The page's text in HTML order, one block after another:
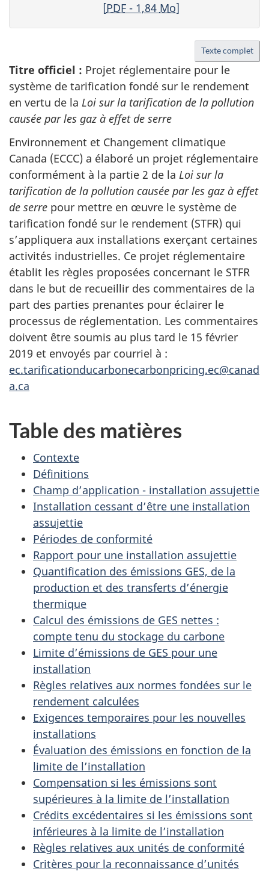
[PDF- 1,84 Mo]
Texte complet
Titre officiel : Projet réglementaire pour le
système de tarification fondé sur le rendement
en vertu de la Loi sur la tarification de la pollution
causée par les gaz à effet de serre
Environnement et Changement climatique
Canada (ECCC) a élaboré un projet réglementaire
conformément à la partie 2 de la Loi sur la
tarification de la pollution causée par les gaz à effet
de serre pour mettre en œuvre le système de
tarification fondé sur le rendement (STFR) qui
s’appliquera aux installations exerçant certaines
activités industrielles. Ce projet réglementaire
établit les règles proposées concernant le STFR
dans le but de recueillir des commentaires de la
part des parties prenantes pour éclairer le
processus de réglementation. Les commentaires
doivent être soumis au plus tard le 15 février
2019 et envoyés par courriel à :
ec.tarificationducarbonecarbonpricing.ec@canad
a.ca
Table des matières
Contexte
Définitions
Champ d’application - installation assujettie
Installation cessant d’être une installation
assujettie
Périodes de conformité
Rapport pour une installation assujettie
Quantification des émissions GES, de la
production et des transferts d’énergie
thermique
Calcul des émissions de GES nettes :
compte tenu du stockage du carbone
Limite d’émissions de GES pour une
installation
Règles relatives aux normes fondées sur le
rendement calculées
Exigences temporaires pour les nouvelles
installations
Évaluation des émissions en fonction de la
limite de l’installation
Compensation si les émissions sont
supérieures à la limite de l’installation
Crédits excédentaires si les émissions sont
inférieures à la limite de l’installation
Règles relatives aux unités de conformité
Critères pour la reconnaissance d’unités